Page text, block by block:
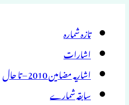
تازہ شمارہ
اشارات
اشاریہ مضامین 2010 – تا حال
سابقہ شمارے